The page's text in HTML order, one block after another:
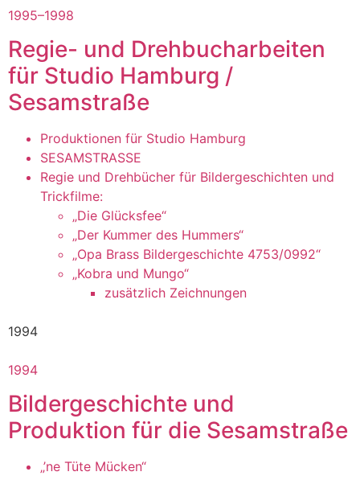
1995–1998
Regie- und Drehbucharbeiten
für Studio Hamburg /
Sesamstraße
Produktionen für Studio Hamburg
SESAMSTRASSE
Regie und Drehbücher für Bildergeschichten und
Trickfilme:
„Die Glücksfee“
„Der Kummer des Hummers“
„Opa Brass Bildergeschichte 4753/0992“
„Kobra und Mungo“
zusätzlich Zeichnungen
1994
1994
Bildergeschichte und
Produktion für die Sesamstraße
„’ne Tüte Mücken“